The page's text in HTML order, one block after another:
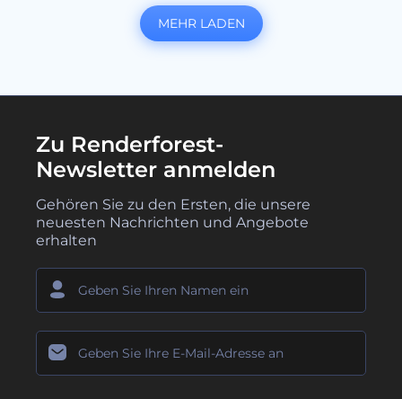
MEHR LADEN
Zu Renderforest-
Newsletter anmelden
Gehören Sie zu den Ersten, die unsere
neuesten Nachrichten und Angebote
erhalten